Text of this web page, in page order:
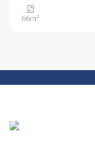
em um imóvel
ambientes amplos e bem
66m²